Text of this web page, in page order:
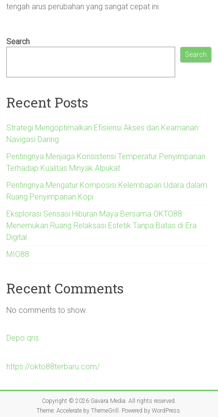
tengah arus perubahan yang sangat cepat ini.
Search
Search
Recent Posts
Strategi Mengoptimalkan Efisiensi Akses dan Keamanan
Navigasi Daring
Pentingnya Menjaga Konsistensi Temperatur Penyimpanan
Terhadap Kualitas Minyak Alpukat
Pentingnya Mengatur Komposisi Kelembapan Udara dalam
Ruang Penyimpanan Kopi
Eksplorasi Sensasi Hiburan Maya Bersama OKTO88:
Menemukan Ruang Relaksasi Estetik Tanpa Batas di Era
Digital
MIO88
Recent Comments
No comments to show.
Depo qris
https://okto88terbaru.com/
Copyright © 2026 Gavara Media . All rights reserved.
Theme: Accelerateby ThemeGrill. Powered by WordPress